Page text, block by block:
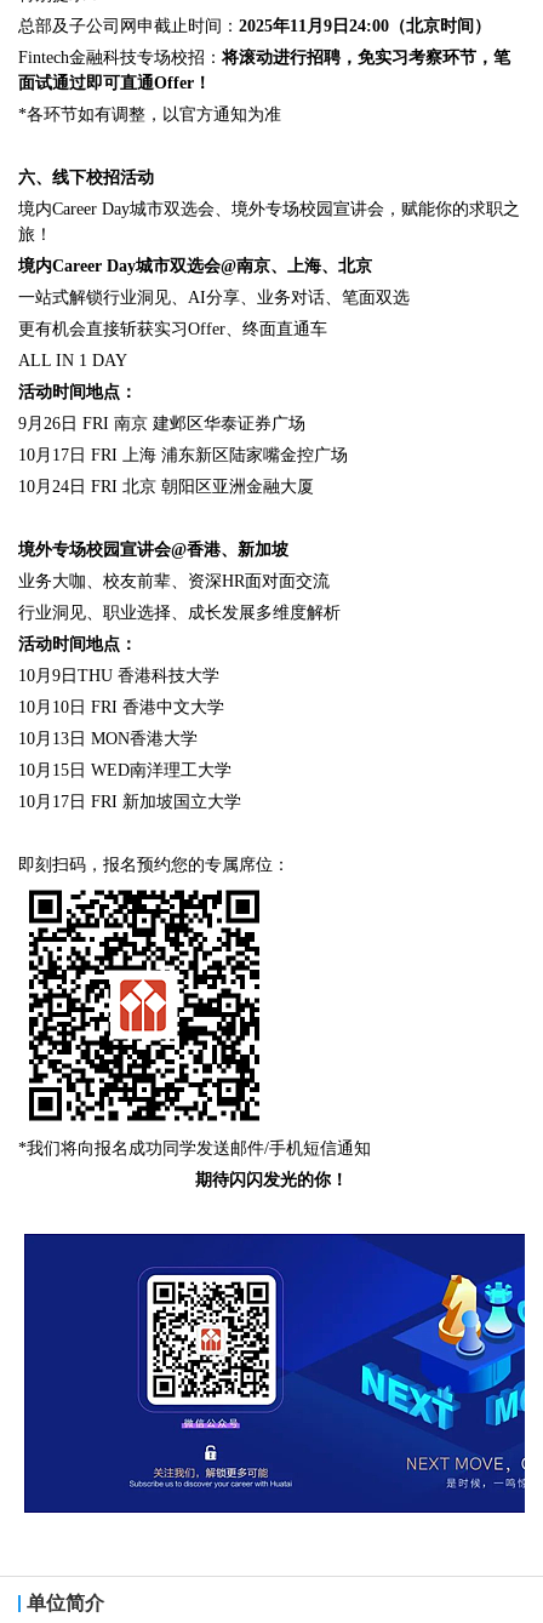
总部及子公司网申截止时间： 2025年11月9日24:00（北京时间）
Fintech金融科技专场校招：将滚动进行招聘，免实习考察环节，笔
面试通过即可直通Offer！
*各环节如有调整，以官方通知为准
六、线下校招活动
境内Career Day城市双选会、境外专场校园宣讲会，赋能你的求职之
旅！
境内Career Day城市双选会@南京、上海、北京
一站式解锁行业洞见、AI分享、业务对话、笔面双选
更有机会直接斩获实习Offer、终面直通车
ALL IN 1 DAY
活动时间地点：
9月26日 FRI 南京 建邺区华泰证券广场
10月17日 FRI 上海 浦东新区陆家嘴金控广场
10月24日 FRI 北京 朝阳区亚洲金融大厦
境外专场校园宣讲会@香港、新加坡
业务大咖、校友前辈、资深HR面对面交流
行业洞见、职业选择、成长发展多维度解析
活动时间地点：
10月9日THU 香港科技大学
10月10日 FRI 香港中文大学
10月13日 MON香港大学
10月15日 WED南洋理工大学
10月17日 FRI 新加坡国立大学
即刻扫码，报名预约您的专属席位：
*我们将向报名成功同学发送邮件/手机短信通知
期待闪闪发光的你！
单位简介